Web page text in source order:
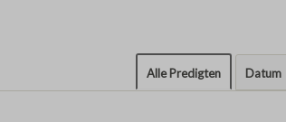
Alle Predigten Datum